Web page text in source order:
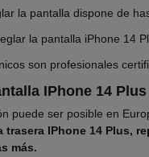
la pantalla dispone de
la pantalla iPhone 14
son profesionales
IPhone 14
puede ser posible en
trasera IPhone 14 Plus,
más.